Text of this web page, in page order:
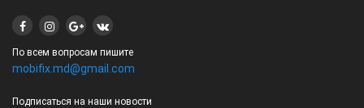
По всем вопросам пишите
mobifix.md@gmail.com
Подписаться на наши новости